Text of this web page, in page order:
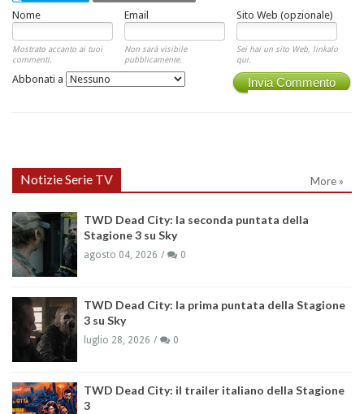
Nome Email Sito Web (opzionale)
Mostrato accanto ai tuoi
commenti.
Non sarà visibile
pubblicamente.
Sei hai un sito Web, linkalo
qui.
Invia Commento
Abbonati a
Notizie Serie TV More »
TWD Dead City: la seconda puntata della
Stagione 3 su Sky
agosto 04, 2026 0
TWD Dead City: la prima puntata della Stagione
3 su Sky
luglio 28, 2026 0
TWD Dead City: il trailer italiano della Stagione
3